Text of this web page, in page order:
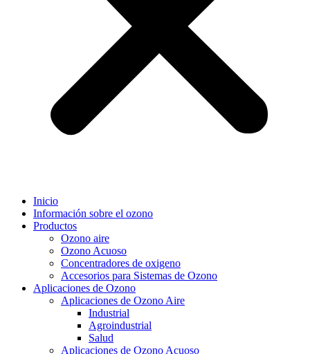
Inicio
Información sobre el ozono
Productos
Ozono aire
Ozono Acuoso
Concentradores de oxigeno
Accesorios para Sistemas de Ozono
Aplicaciones de Ozono
Aplicaciones de Ozono Aire
Industrial
Agroindustrial
Salud
Aplicaciones de Ozono Acuoso